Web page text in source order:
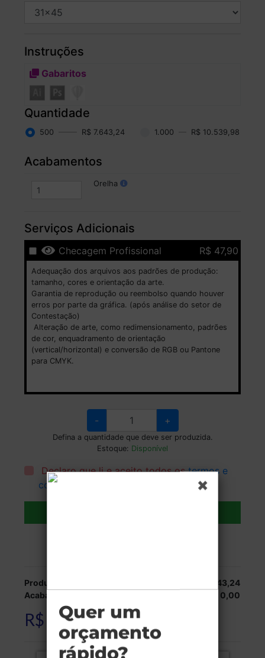
Instruções
Gabaritos
Quantidade
500 R$ 7.643,24 1.000 R$ 10.539,98
Acabamentos
Orelha
Serviços Adicionais
Checagem Profissional R$ 47,90
Adequação dos arquivos aos padrões de produção:
tamanho, cores e orientação da arte.
Garantia de reprodução ou reembolso quando houver
erros por parte da gráfica. (após análise do setor de
Contestação)
Alteração de arte, como redimensionamento, padrões
de cor, enquadramento de orientação
(vertical/horizontal) e conversão de RGB ou Pantone
para CMYK.
- +
Defina a quantidade que deve ser produzida.
Estoque: Disponível
Declaro que li e aceito todos ostermos e
condições
Produção:
R$ 7.643,24
Acabamentos:
R$ 0,00
R$ 7.643,24